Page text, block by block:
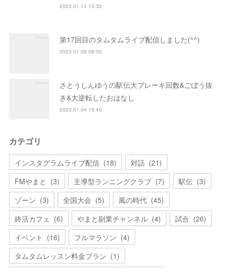
2023.01.11 13:32
第17回目のタムタムライブ配信しました(^^)
2023.01.06 08:00
さとうしんゆうの駅伝大ブレーキ回数&ごぼう抜
き&大逆転したおはなし
2023.01.04 15:40
カテゴリ
インスタグラムライブ配信 (18) 対話 (21)
FMやまと (3) 主導型ランニングクラブ (7) 駅伝 (3)
ゾーン (3) 全国大会 (5) 風の時代 (45)
終活カフェ (6) やまと副業チャンネル (4) 試合 (26)
イベント (16) フルマラソン (4)
タムタムレッスン料金プラン (1)